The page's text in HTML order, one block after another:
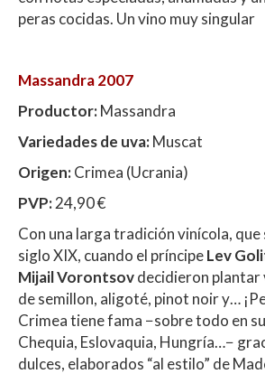
peras cocidas. Un vino muy singular
Massandra 2007
Productor:Massandra
Variedades de uva:Muscat
Origen:Crimea (Ucrania)
PVP:24,90 €
Con una larga tradición vinícola, que
siglo XIX, cuando el príncipeLev
Mijail Vorontsovdecidieron plantar
de semillon, aligoté, pinot noir y…
Crimea tiene fama −sobre todo en
Chequia, Eslovaquia, Hungría…−
dulces, elaborados “al estilo” de